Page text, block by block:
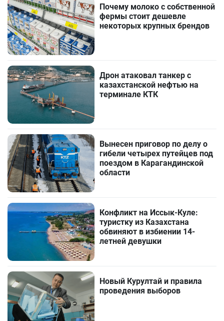
Почему молоко с собственной
фермы стоит дешевле
некоторых крупных брендов
Дрон атаковал танкер с
казахстанской нефтью на
терминале КТК
Вынесен приговор по делу о
гибели четырех путейцев под
поездом в Карагандинской
области
Конфликт на Иссык-Куле:
туристку из Казахстана
обвиняют в избиении 14-
летней девушки
Новый Курултай и правила
проведения выборов